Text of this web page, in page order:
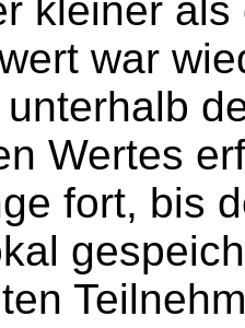
kleiner
war
Wertes
fort, bis